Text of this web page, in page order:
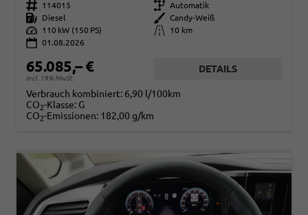
Fahrzeugnr. 114015 Getriebe Automatik
Kraftstoff
Diesel Außenfarbe
Candy-Weiß
Leistung
110 kW (150 PS) Kilometerstand
10 km
01.08.2026
65.085,– €
incl. 19% MwSt.
DETAILS
Verbrauch kombiniert: 6,90 l/100km
CO2-Klasse: G
CO2-Emissionen: 182,00 g/km